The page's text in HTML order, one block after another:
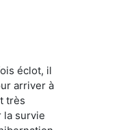
éclot, il
arriver à
très
la survie